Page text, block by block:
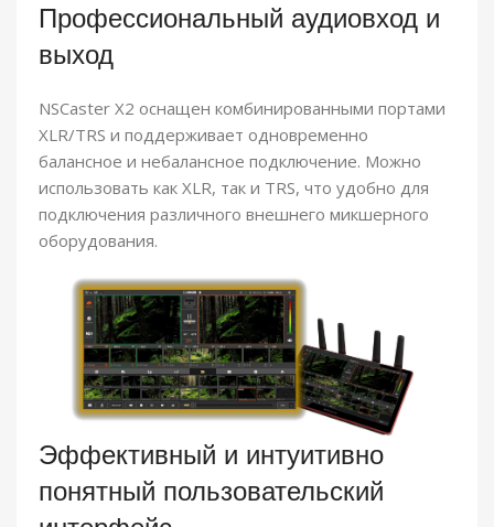
Профессиональный аудиовход и
выход
NSCaster X2 оснащен комбинированными портами
XLR/TRS и поддерживает одновременно
балансное и небалансное подключение. Можно
использовать как XLR, так и TRS, что удобно для
подключения различного внешнего микшерного
оборудования.
Эффективный и интуитивно
понятный пользовательский